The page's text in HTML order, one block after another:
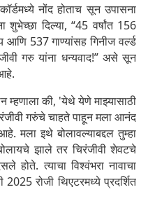
नोंद होताच सून उपासना
शुभेच्छा दिल्या, “45 वर्षांत 156
537 गाण्यांसह गिनीज वर्ल्ड
गरु यांना धन्यवाद!” असे सून
म्हणाला की, 'येथे येणे माझ्यासाठी
गरुंचे चाहते पाहून मला आनंद
मला इथे बोलावल्याबद्दल तुम्हा
झाले तर चिरंजीवी शेवटचे
होते. त्याचा विश्वंभरा नावाचा
रोजी थिएटरमध्ये प्रदर्शित